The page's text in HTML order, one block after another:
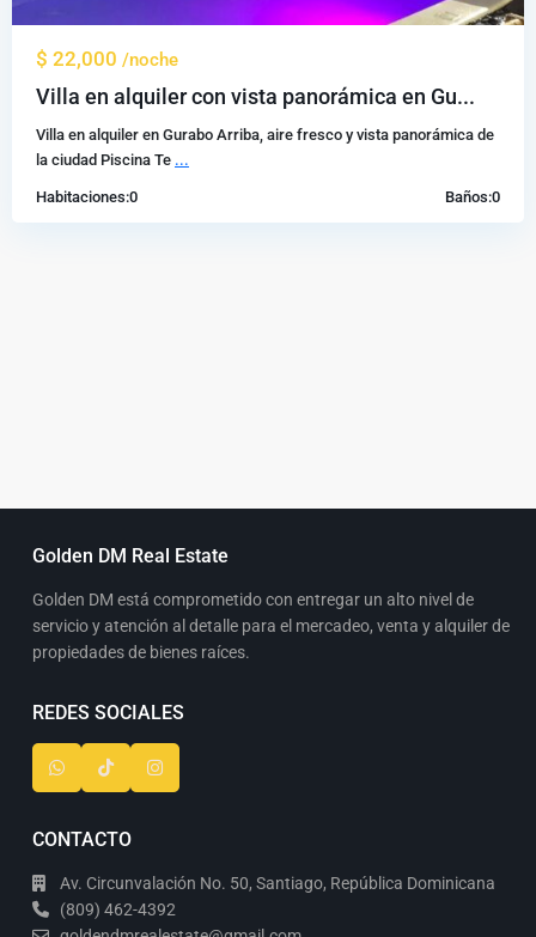
$ 22,000 /noche
Villa en alquiler con vista panorámica en Gu...
Villa en alquiler en Gurabo Arriba, aire fresco y vista panorámica de
la ciudad Piscina Te ...
Habitaciones:0 Baños:0
Golden DM Real Estate
Golden DM está comprometido con entregar un alto nivel de
servicio y atención al detalle para el mercadeo, venta y alquiler de
propiedades de bienes raíces.
REDES SOCIALES
CONTACTO
Av. Circunvalación No. 50, Santiago, República Dominicana
(809) 462-4392